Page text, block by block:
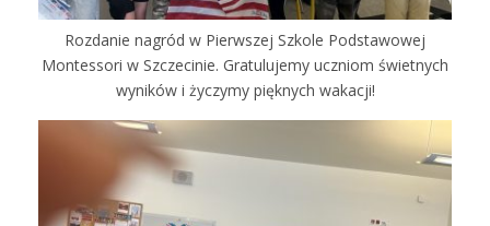
Rozdanie nagród w Pierwszej Szkole Podstawowej
Montessori w Szczecinie. Gratulujemy uczniom świetnych
wyników i życzymy pięknych wakacji!